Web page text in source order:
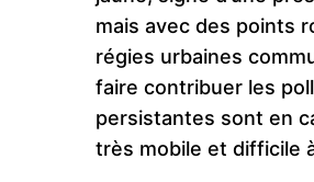
mais avec des points
régies urbaines
faire contribuer les
persistantes sont en
très mobile et difficile